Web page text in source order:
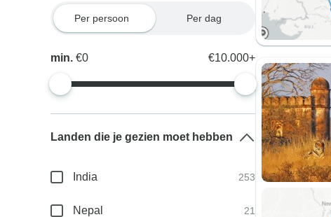
Per persoon Per dag
min.€0 €10.000+
Landen die je gezien moet hebben
India 253
Nepal 21